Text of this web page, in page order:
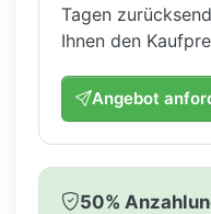
Tagen
Ihnen den
Angebot
50%